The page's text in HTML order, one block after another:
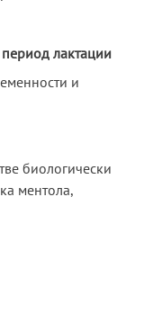
лактации
и
биологически
ментола,